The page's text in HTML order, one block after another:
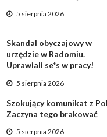
5 sierpnia 2026
Skandal obyczajowy w
urzędzie w Radomiu.
Uprawiali se*s w pracy!
5 sierpnia 2026
Szokujący komunikat z
Zaczyna tego brakować
5 sierpnia 2026